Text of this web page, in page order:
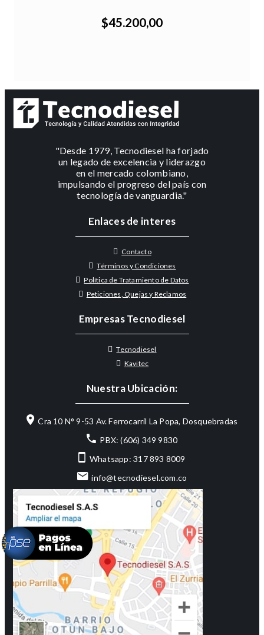
$45.200,00
"Desde 1979, Tecnodiesel ha forjado
un legado de excelencia y liderazgo
en el mercado colombiano,
impulsando el progreso del país con
tecnología de vanguardia."
Enlaces de interes
Contacto
Términos y Condiciones
Política de Tratamiento de Datos
Peticiones, Quejas y Reclamos
Empresas Tecnodiesel
Tecnodiesel
Kavitec
Nuestra Ubicación:
Cra 10 N° 9-53 Av. Ferrocarril La Popa, Dosquebradas
PBX: (606) 349 9830
Whatsapp: 317 893 8009
info@tecnodiesel.com.co